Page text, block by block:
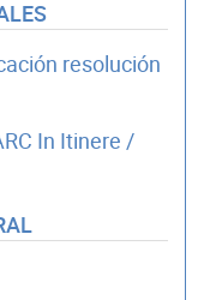
resolución
In Itinere /